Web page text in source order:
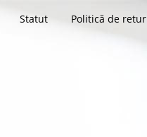
Statut Politică de retur